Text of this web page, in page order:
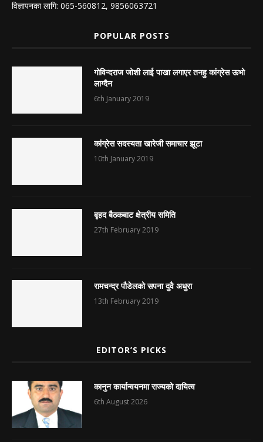
विज्ञापनका लागि: 065-560812, 9856063721
POPULAR POSTS
गोविन्दराज जोशी लाई पाखा लगाएर तनहु कांग्रेस ऊभो
लाग्दैन
6th January 2019
कांग्रेस सदस्यता खारेजी समाचार झूटा
10th January 2019
बृहद बैठकबाट क्षेत्रीय समिति
27th February 2019
रामचन्द्र पौडेलको सपना दुवै अधुरा
13th February 2019
EDITOR’S PICKS
कानुन कार्यान्वयनमा राज्यको दायित्व
6th August 2026